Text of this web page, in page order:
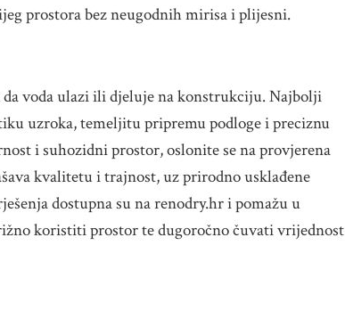
prostora bez neugodnih mirisa i plijesni.
voda ulazi ili djeluje na konstrukciju. Najbolji
uzroka, temeljitu pripremu podloge i preciznu
i suhozidni prostor, oslonite se na provjerena
kvalitetu i trajnost, uz prirodno usklađene
dostupna su na renodry.hr i pomažu u
koristiti prostor te dugoročno čuvati vrijednost